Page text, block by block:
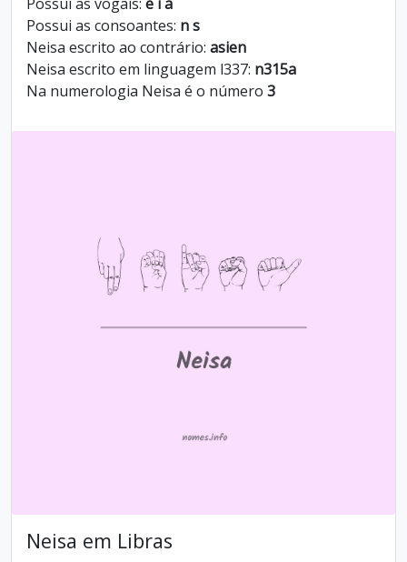
Possui as consoantes: n s
Neisa escrito ao contrário: asien
Neisa escrito em linguagem l337: n315a
Na numerologia Neisa é o número 3
Neisa em Libras